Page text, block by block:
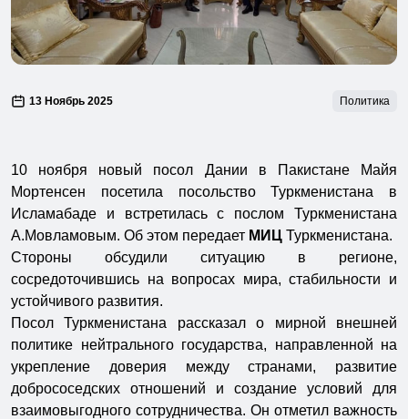
13 Ноябрь 2025 Политика
10 ноября новый посол Дании в Пакистане Майя
Мортенсен посетила посольство Туркменистана в
Исламабаде и встретилась с послом Туркменистана
А.Мовламовым. Об этом передает МИЦ Туркменистана.
Стороны обсудили ситуацию в регионе,
сосредоточившись на вопросах мира, стабильности и
устойчивого развития.
Посол Туркменистана рассказал о мирной внешней
политике нейтрального государства, направленной на
укрепление доверия между странами, развитие
добрососедских отношений и создание условий для
взаимовыгодного сотрудничества. Он отметил важность